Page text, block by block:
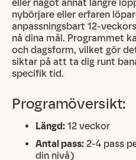
eller något annat längre
nybörjare eller erfaren
anpassningsbart 12-
nå dina mål. Programmet
och dagsform, vilket gör
siktar på att ta dig runt
specifik tid.
Programöversikt:
Längd: 12 veckor
Antal pass: 2-4 pass
din nivå)